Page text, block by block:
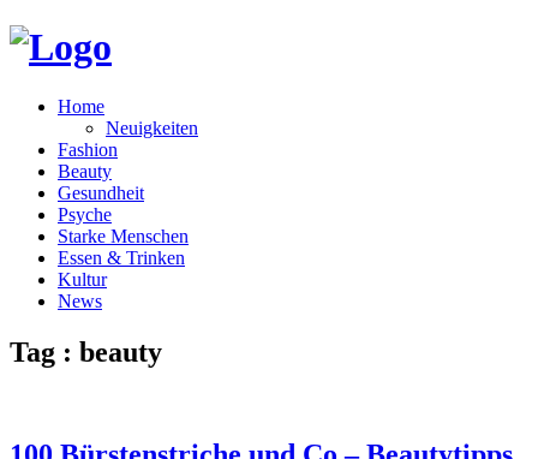
Home
Neuigkeiten
Fashion
Beauty
Gesundheit
Psyche
Starke Menschen
Essen & Trinken
Kultur
News
Tag : beauty